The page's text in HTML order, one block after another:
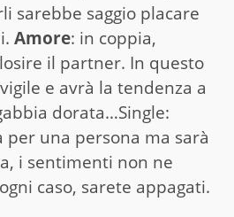
sarebbe saggio placare
Amore: in coppia,
il partner. In questo
e avrà la tendenza a
dorata…Single:
una persona ma sarà
i sentimenti non ne
caso, sarete appagati.